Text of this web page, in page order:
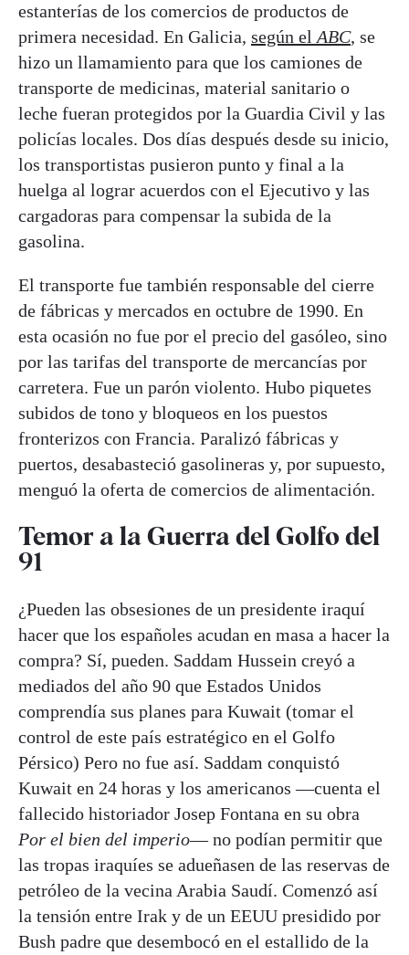
estanterías de los comercios de productos de
primera necesidad. En Galicia, según el ABC, se
hizo un llamamiento para que los camiones de
transporte de medicinas, material sanitario o
leche fueran protegidos por la Guardia Civil y las
policías locales. Dos días después desde su inicio,
los transportistas pusieron punto y final a la
huelga al lograr acuerdos con el Ejecutivo y las
cargadoras para compensar la subida de la
gasolina.
El transporte fue también responsable del cierre
de fábricas y mercados en octubre de 1990. En
esta ocasión no fue por el precio del gasóleo, sino
por las tarifas del transporte de mercancías por
carretera. Fue un parón violento. Hubo piquetes
subidos de tono y bloqueos en los puestos
fronterizos con Francia. Paralizó fábricas y
puertos, desabasteció gasolineras y, por supuesto,
menguó la oferta de comercios de alimentación.
Temor a la Guerra del Golfo del
91
¿Pueden las obsesiones de un presidente iraquí
hacer que los españoles acudan en masa a hacer la
compra? Sí, pueden. Saddam Hussein creyó a
mediados del año 90 que Estados Unidos
comprendía sus planes para Kuwait (tomar el
control de este país estratégico en el Golfo
Pérsico) Pero no fue así. Saddam conquistó
Kuwait en 24 horas y los americanos —cuenta el
fallecido historiador Josep Fontana en su obra
Por el bien del imperio— no podían permitir que
las tropas iraquíes se adueñasen de las reservas de
petróleo de la vecina Arabia Saudí. Comenzó así
la tensión entre Irak y de un EEUU presidido por
Bush padre que desembocó en el estallido de la